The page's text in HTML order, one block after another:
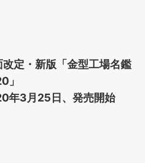
改定・新版「金型工場名鑑
」
年3月25日、発売開始